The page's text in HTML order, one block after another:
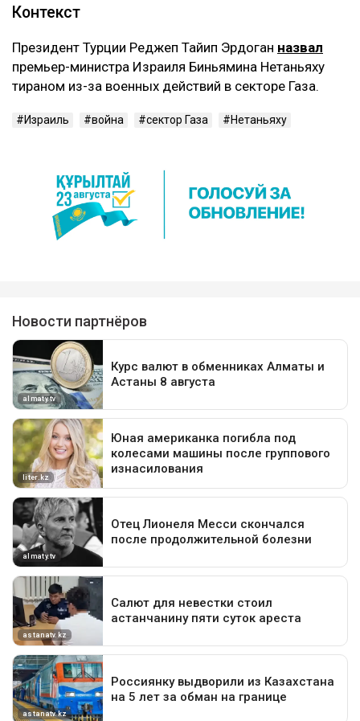
Контекст
Президент Турции Реджеп Тайип Эрдоган назвал
премьер-министра Израиля Биньямина Нетаньяху
тираном из-за военных действий в секторе Газа.
Израиль война сектор Газа Нетаньяху